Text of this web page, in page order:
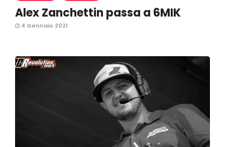
Alex Zanchettin passa a 6MIK
4 Gennaio 2021